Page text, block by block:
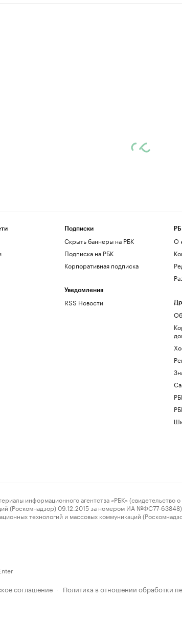
Подписки
Скрыть баннеры на РБК
Подписка на РБК
Корпоративная подписка
Уведомления
RSS Новости
О
агентства «РБК» (свидетельство о
(Роскомнадзор) 09.12.2015 за номером ИА №ФС77-63848)
технологий и массовых коммуникаций
соглашение · Политика в отношении обработки